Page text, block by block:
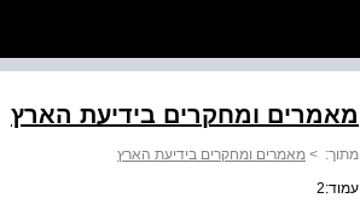
מאמרים ומחקרים בידיעת הארץ
מתוך: > מאמרים ומחקרים בידיעת הארץ
עמוד:2